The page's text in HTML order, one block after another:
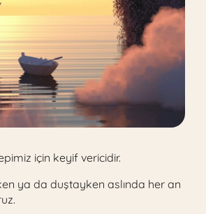
için keyif vericidir.
ya da duştayken aslında her an